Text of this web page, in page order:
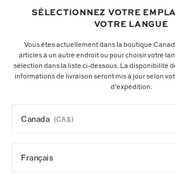
YouTube
La fondation Tory Burch
économique des femmes en
entrepreneures qui bâtissent des
Politique de confidentialité
SÉLECTIONNEZ VOTRE
VOTRE LANGUE
Vous êtes actuellement dans la boutique
articles à un autre endroit ou pour choisir votre
sélection dans la liste ci-dessous. La disponibilité
informations de livraison seront mis à jour selon
d’expédition.
Canada (CA$)
Français